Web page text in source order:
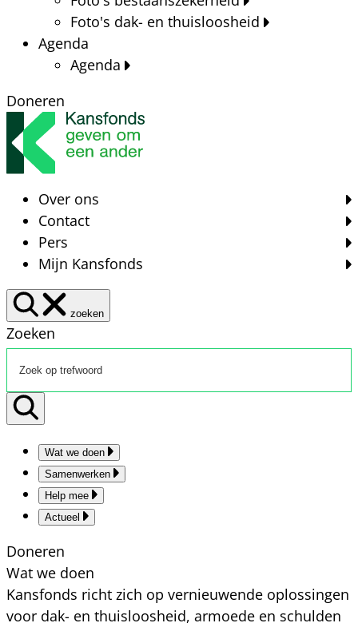
Foto's dak- en thuisloosheid
Agenda
Agenda
Doneren
Over ons
Contact
Pers
Mijn Kansfonds
zoeken
Zoeken
Wat we doen
Samenwerken
Help mee
Actueel
Doneren
Wat we doen
Kansfonds richt zich op vernieuwende oplossingen
voor dak- en thuisloosheid, armoede en schulden